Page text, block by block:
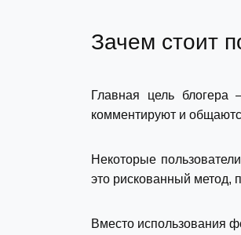
Зачем стоит
Главная цель блогера
комментируют и
Некоторые
это рискованный метод,
Вместо использования